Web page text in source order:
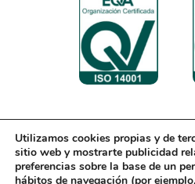
Aviso Legal Condiciones
Política de Cookies
Utilizamos cookies propias y de
sitio web y mostrarte publicidad
preferencias sobre la base de un
hábitos de navegación (por